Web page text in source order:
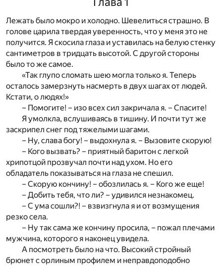
Лежать было мокро и холодно. Шевелиться страшно. В
голове царила твердая уверенность, что у меня это не
получится. Я скосила глаза и уставилась на белую стенку
сантиметров в тридцать высотой. С другой стороны
было то же самое.
«Так глупо сломать шею могла только я. Теперь
осталось замерзнуть насмерть в двух шагах от людей.
Кстати, о людях!»
– Помогите! – изо всех сил закричала я. – Спасите!
Я умолкла, вслушиваясь в тишину. И почти тут же
заскрипел снег под тяжелыми шагами.
– Ну, слава богу! – выдохнула я. – Вызовите скорую!
– Кого вызвать? – приятный баритон с легкой
хрипотцой прозвучал почти над ухом. Но его
обладатель показываться на глаза не спешил.
– Скорую кончину! – обозлилась я. – Кого же еще!
– Добить тебя, что ли? – удивился незнакомец.
– С ума сошли?! – взвизгнула я и от возмущения
резко села.
– Ну так сама же кончину просила, – пожал плечами
мужчина, которого я наконец увидела.
А посмотреть было на что. Высокий стройный
брюнет с орлиным профилем и неправдоподобно